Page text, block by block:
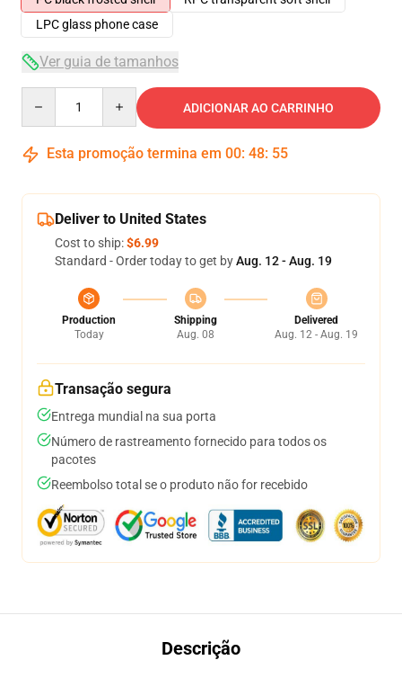
LPC glass phone case
Ver guia de tamanhos
ADICIONAR AO CARRINHO
Esta promoção termina em 00: 48: 54
Deliver to United States
Cost to ship:$6.99
Standard - Order today to get byAug. 12 - Aug. 19
Production
Today
Shipping
Aug. 08
Delivered
Aug. 12 - Aug. 19
Transação segura
Entrega mundial na sua porta
Número de rastreamento fornecido para todos os
pacotes
Reembolso total se o produto não for recebido
Descrição